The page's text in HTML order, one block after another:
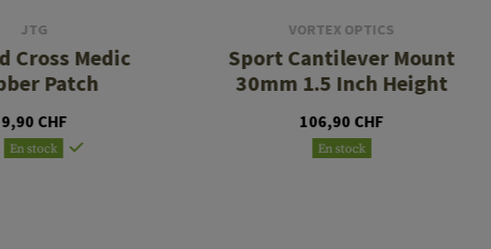
JTG
Cross Medic
Patch
9,90 CHF
En stock
VORTEX OPTICS
Sport Cantilever Mount
30mm 1.5 Inch Height
106,90 CHF
En stock